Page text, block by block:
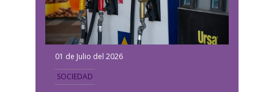
01 de Julio del 2026
SOCIEDAD